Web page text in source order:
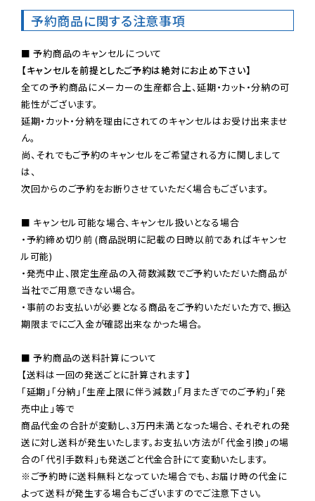
予約商品に関する注意事項
【キャンセルを前提としたご予約は絶対にお止め下さい】
全ての予約商品にメーカーの生産都合上、延期・カット・分納の可
能性がございます。
延期・カット・分納を理由にされてのキャンセルはお受け出来ませ
ん。
尚、それでもご予約のキャンセルをご希望される方に関しまして
は、
次回からのご予約をお断りさせていただく場合もございます。
■ キャンセル可能な場合、キャンセル扱いとなる場合
・予約締め切り前 (商品説明に記載の日時以前であればキャンセ
ル可能)
・発売中止、限定生産品の入荷数減数でご予約いただいた商品が
当社でご用意できない場合。
・事前のお支払いが必要となる商品をご予約いただいた方で、振込
期限までにご入金が確認出来なかった場合。
■ 予約商品の送料計算について
【送料は一回の発送ごとに計算されます】
「延期」「分納」「生産上限に伴う減数」「月またぎでのご予約」「発
売中止」等で
商品代金の合計が変動し、3万円未満となった場合、それぞれの発
送に対し送料が発生いたします。お支払い方法が「代金引換」の場
※ご予約時に送料無料となっていた場合でも、お届け時の代金に
よって送料が発生する場合もございますのでご注意下さい。